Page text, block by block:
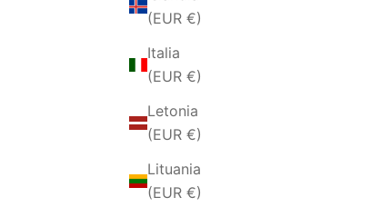
(EUR €)
Italia
(EUR €)
Letonia
(EUR €)
Lituania
(EUR €)
ANELLO DA UOMO IN ACCIAIO